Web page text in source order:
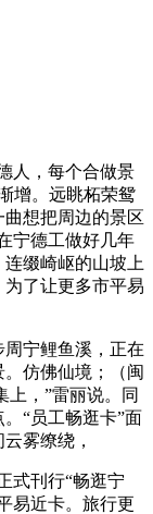
人，每个合做景
增。远眺柘荣鸳
想把周边的景区
宁德工做好几年
缀崎岖的山坡上
了让更多市平易
宁鲤鱼溪，正在
仿佛仙境；（闽
上，”雷丽说。同
“员工畅逛卡”面
雾缭绕，
式刊行“畅逛宁
易近卡。旅行更